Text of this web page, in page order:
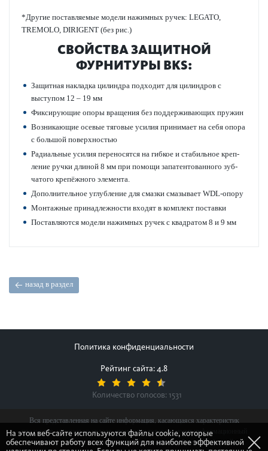
*Другие пос­т­авляемые модели нажимных ручек: LEGATO,
TREMOLO, DIRIGENT (без рис.)
СВОЙСТВА ЗАЩИТНОЙ
ФУРНИТУРЫ BKS:
Защитная накладка цилиндра подходит для цилиндров с
выступом 12 – 19 мм
Фиксирующие опоры вращения без поддерживающих пружин
Возн­и­к­ающие осевые тяговые усилия принимает на себя опора
с большой пове­рхно­стью
Радиальные усилия пер­еносятся на гибкое и стабильное креп­
ление ручки длиной 8 мм при помощи запатентованного зуб­
чатого крепёжного элемента.
Дополнительное углуб­л­ение для смазки смазывает WDL-опору
Монтажные принадлежности входят в комплект пос­т­авки
Пос­т­авляются модели нажимных ручек с квадратом 8 и 9 мм
назад в раздел
Политика конфиденциальности
Рейтинг сайта: 4.8
Количество голосов: 1531
Вся представленная на сайте информация, касающаяся характеристик
продуктов, наличия на складе, стоимости товаров, носит информационный
характер и ни при каких условиях не является публичной офертой,
На этом веб-сайте используются файлы cookie, которые
обеспечивают работу всех функций для наиболее эффективной